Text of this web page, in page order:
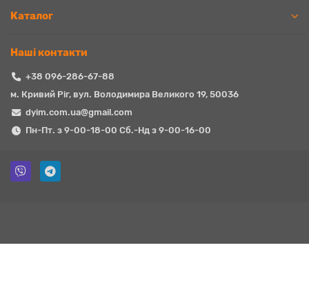
Каталог
Наші контакти
+38 096-286-67-88
м. Кривий Ріг, вул. Володимира Великого 19, 50036
dyim.com.ua@gmail.com
Пн-Пт. з 9-00-18-00 Сб.-Нд з 9-00-16-00